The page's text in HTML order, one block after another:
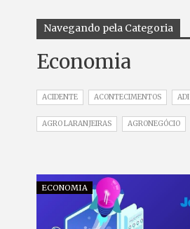
Navegando pela Categoria
Economia
ACIDENTE ACONTECIMENTOS ADI
AGRO LARANJEIRAS AGRONEGÓCIO
ECONOMIA